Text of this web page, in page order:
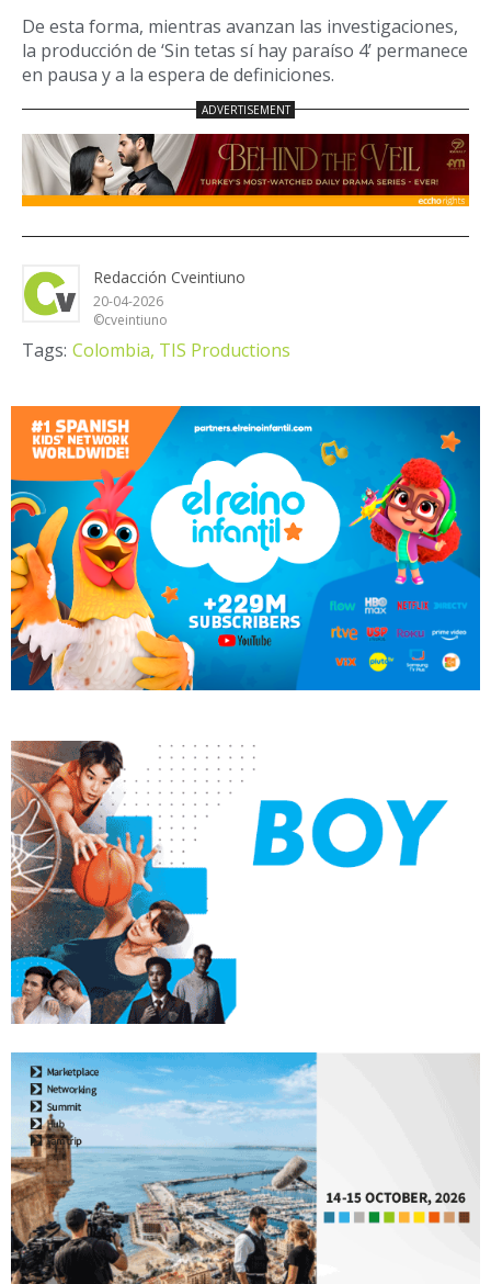
De esta forma, mientras avanzan las investigaciones,
la producción de ‘Sin tetas sí hay paraíso 4’ permanece
en pausa y a la espera de definiciones.
Redacción Cveintiuno
20-04-2026
©cveintiuno
Tags: Colombia, TIS Productions